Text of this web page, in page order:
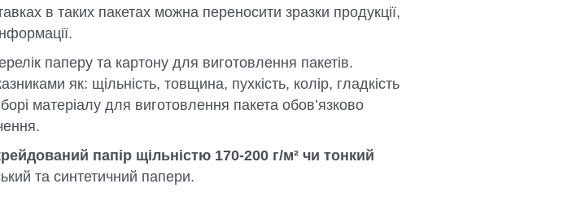
в таких пакетах можна переносити зразки продукції,
паперу та картону для виготовлення пакетів.
як: щільність, товщина, пухкість, колір, гладкість
матеріалу для виготовлення пакета обов’язково
папір щільністю 170-200 г/м² чи тонкий
та синтетичний папери.